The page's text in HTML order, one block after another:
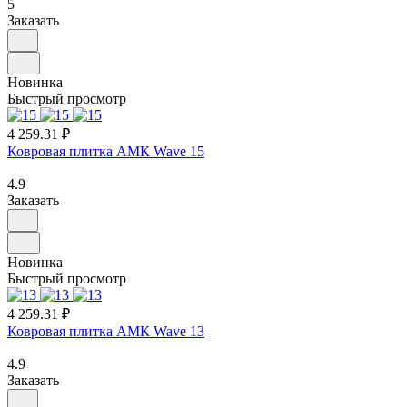
5
Заказать
Новинка
Быстрый просмотр
4 259.31 ₽
Ковровая плитка АМК Wave 15
4.9
Заказать
Новинка
Быстрый просмотр
4 259.31 ₽
Ковровая плитка АМК Wave 13
4.9
Заказать